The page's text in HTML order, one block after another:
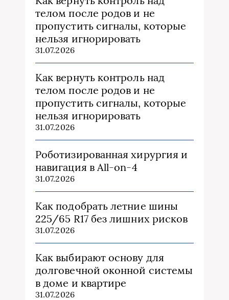
телом после родов и не
пропустить сигналы, которые
нельзя игнорировать
31.07.2026
Как вернуть контроль над
телом после родов и не
пропустить сигналы, которые
нельзя игнорировать
31.07.2026
Роботизированная хирургия и
навигация в All-on-4
31.07.2026
Как подобрать летние шины
225/65 R17 без лишних рисков
31.07.2026
Как выбирают основу для
долговечной оконной системы
в доме и квартире
31.07.2026